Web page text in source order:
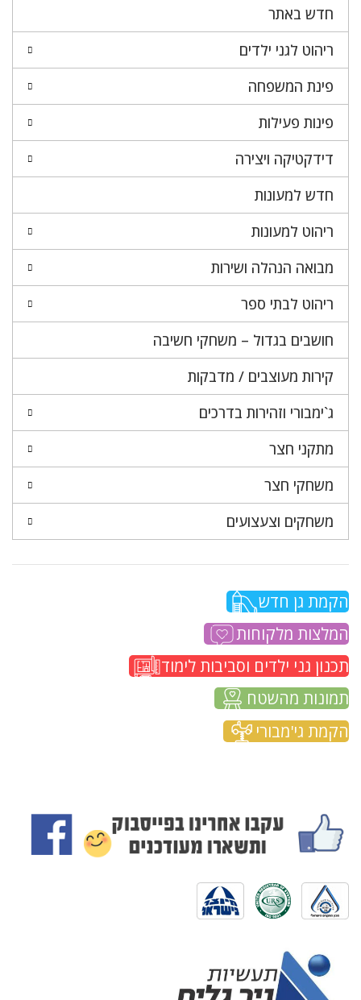
חדש באתר
ריהוט לגני ילדים
פינת המשפחה
פינות פעילות
דידקטיקה ויצירה
חדש למעונות
ריהוט למעונות
מבואה הנהלה ושירות
ריהוט לבתי ספר
חושבים בגדול – משחקי חשיבה
קירות מעוצבים / מדבקות
ג`ימבורי וזהירות בדרכים
מתקני חצר
משחקי חצר
משחקים וצעצועים
הקמת גן חדש
המלצות מלקוחות
תכנון גני ילדים וסביבות לימוד
תמונות מהשטח
הקמת גי'מבורי